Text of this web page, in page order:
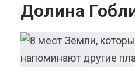
Долина